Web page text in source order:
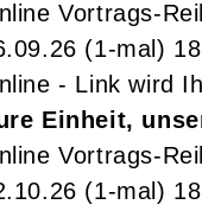
Vortrags-
(1-mal)
- Link wird
Einheit,
Vortrags-
(1-mal)